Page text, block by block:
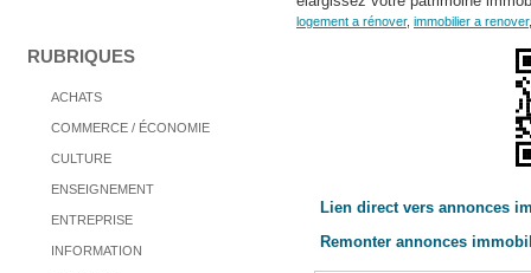
RUBRIQUES
ACHATS
COMMERCE / ÉCONOMIE
CULTURE
ENSEIGNEMENT
ENTREPRISE
INFORMATION
logement a rénover, immobilier a renover
Lien direct vers annonces
Remonter annonces